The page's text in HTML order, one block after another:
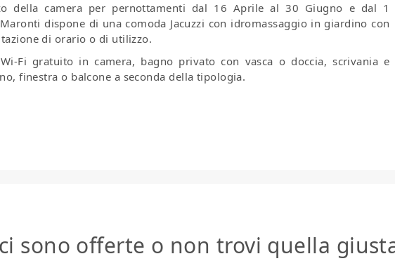
della camera per pernottamenti dal 16 Aprile al 30 Giugno e dal 1
dispone di una comoda Jacuzzi con idromassaggio in giardino con
di orario o di utilizzo.
Fi gratuito in camera, bagno privato con vasca o doccia, scrivania e
finestra o balcone a seconda della tipologia.
sono offerte o non trovi quella